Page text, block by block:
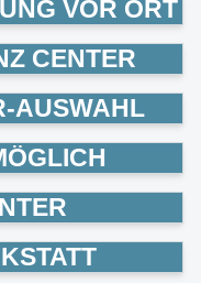
VOR ORT
CENTER
AUSWAHL